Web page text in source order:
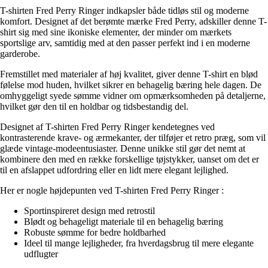
T-shirten Fred Perry Ringer indkapsler både tidløs stil og moderne
komfort. Designet af det berømte mærke Fred Perry, adskiller denne T-
shirt sig med sine ikoniske elementer, der minder om mærkets
sportslige arv, samtidig med at den passer perfekt ind i en moderne
garderobe.
Fremstillet med materialer af høj kvalitet, giver denne T-shirt en blød
følelse mod huden, hvilket sikrer en behagelig bæring hele dagen. De
omhyggeligt syede sømme vidner om opmærksomheden på detaljerne,
hvilket gør den til en holdbar og tidsbestandig del.
Designet af T-shirten Fred Perry Ringer kendetegnes ved
kontrasterende krave- og ærmekanter, der tilføjer et retro præg, som vil
glæde vintage-modeentusiaster. Denne unikke stil gør det nemt at
kombinere den med en række forskellige tøjstykker, uanset om det er
til en afslappet udfordring eller en lidt mere elegant lejlighed.
Her er nogle højdepunten ved T-shirten Fred Perry Ringer :
Sportinspireret design med retrostil
Blødt og behageligt materiale til en behagelig bæring
Robuste sømme for bedre holdbarhed
Ideel til mange lejligheder, fra hverdagsbrug til mere elegante
udflugter